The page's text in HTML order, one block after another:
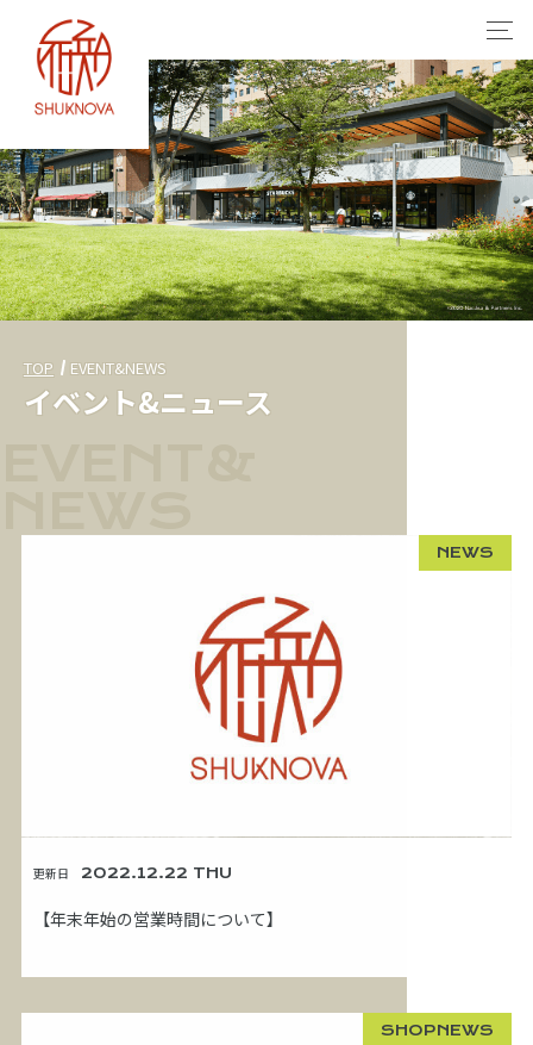
TOP EVENT&NEWS
イベント&ニュース
更新日 2022.12.22 THU
【年末年始の営業時間について】
NEWS
SHOPNEWS